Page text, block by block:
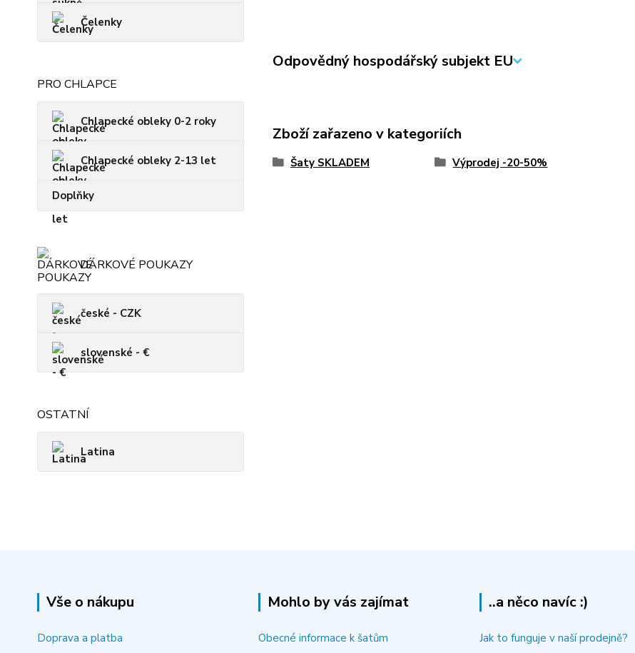
Čelenky
PRO CHLAPCE
Chlapecké obleky 0-2 roky
Chlapecké obleky 2-13 let
Doplňky
DÁRKOVÉ POUKAZY
české - CZK
slovenské - €
OSTATNÍ
Latina
Odpovědný hospodářský subjekt EU
Zboží zařazeno v kategoriích
Šaty SKLADEM Výprodej -20-50%
Vše o nákupu
Doprava a platba
Mohlo by vás zajímat
Obecné informace k šatům
..a něco navíc :)
Jak to funguje v naší prodejně?